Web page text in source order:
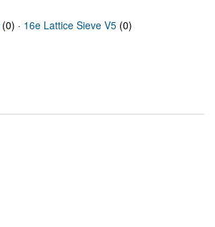
(0) · 16e Lattice Sieve V5 (0)